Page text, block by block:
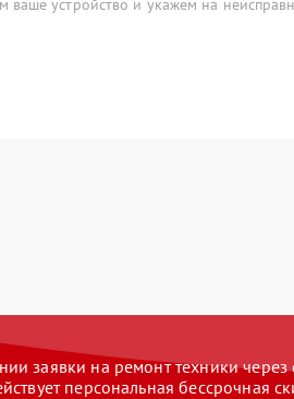
ваше устройство и укажем на
заявки на ремонт техники через
персональная бессрочная